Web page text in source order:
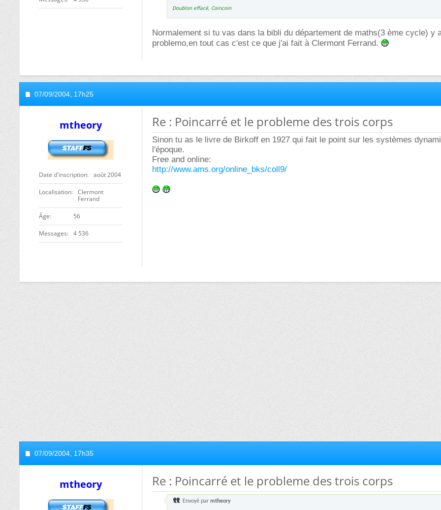
Doublon effacé, Coincoin
Normalement si tu vas dans la bibli du département de maths(3 ème cycle) y
problemo,en tout cas c'est ce que j'ai fait à Clermont Ferrand.
07/09/2004, 17h25
mtheory
Date d'inscription août 2004
Localisation
Clermont
Ferrand
ge 56
Messages 4 536
Re : Poincarré et le probleme des trois corps
Sinon tu as le livre de Birkoff en 1927 qui fait le point sur les systèmes
l'époque.
Free and online:
http://www.ams.org/online_bks/coll9/
07/09/2004, 17h35
mtheory Re : Poincarré et le probleme des trois corps
Envoyé par mtheory